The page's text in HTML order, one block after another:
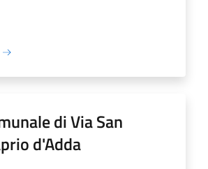
di Via San
d'Adda